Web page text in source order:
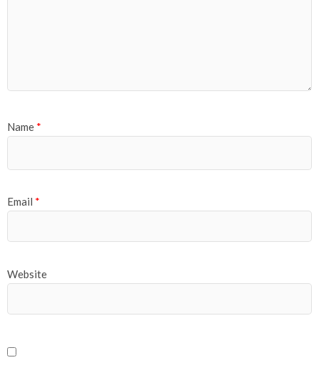
Name *
Email *
Website